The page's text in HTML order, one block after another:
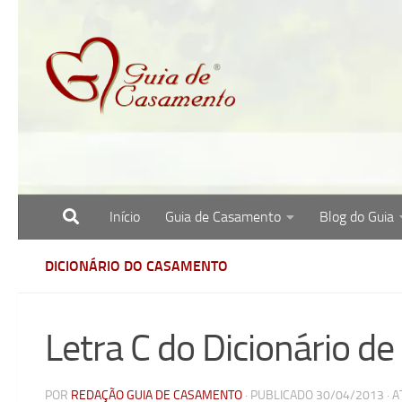
Site com o melhor para noivas, noivos e
Início Guia de Casamento Blog do Guia
DICIONÁRIO DO CASAMENTO
Letra C do Dicionário
POR REDAÇÃO GUIA DE CASAMENTO · PUBLICADO 30/04/2013 ·